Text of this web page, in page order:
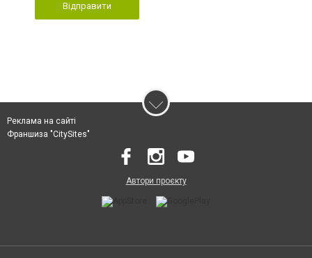
Відправити
Реклама на сайті
Франшиза "CitySites"
Автори проєкту